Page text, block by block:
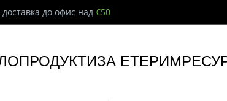
доставка до офис над€50
ПРОДУКТИЗА ЕТЕРИМ